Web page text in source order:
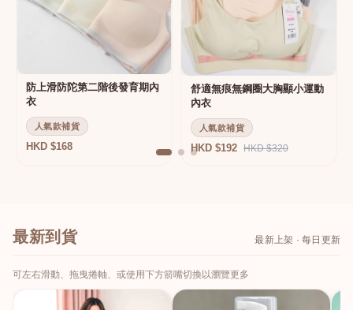
防上滑防陀第二階後發育期內
衣
人氣款補貨
HKD $168
舒適無痕無鋼圈大胸顯小運動
內衣
人氣款補貨
HKD $192 HKD $320
最新到貨 最新上架 · 每日更新
可左右滑動、拖曳捲軸、或使用下方箭嘴切換以瀏覽更多